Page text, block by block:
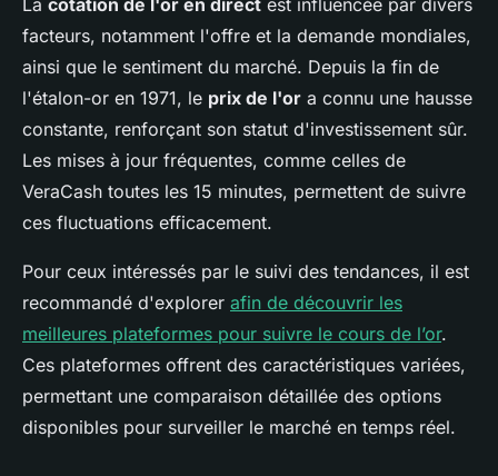
La cotation de l'or en direct est influencée par divers
facteurs, notamment l'offre et la demande mondiales,
ainsi que le sentiment du marché. Depuis la fin de
l'étalon-or en 1971, le prix de l'or a connu une hausse
constante, renforçant son statut d'investissement sûr.
Les mises à jour fréquentes, comme celles de
VeraCash toutes les 15 minutes, permettent de suivre
ces fluctuations efficacement.
Pour ceux intéressés par le suivi des tendances, il est
recommandé d'explorer afin de découvrir les
meilleures plateformes pour suivre le cours de l’or.
Ces plateformes offrent des caractéristiques variées,
permettant une comparaison détaillée des options
disponibles pour surveiller le marché en temps réel.